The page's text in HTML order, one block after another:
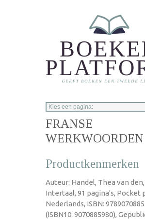
FRANSE
WERKWOORDEN
Productkenmerken
Auteur: Handel, Thea van
Intertaal, 91 pagina's, Pocket
Nederlands, ISBN:
(ISBN10: 9070885980),